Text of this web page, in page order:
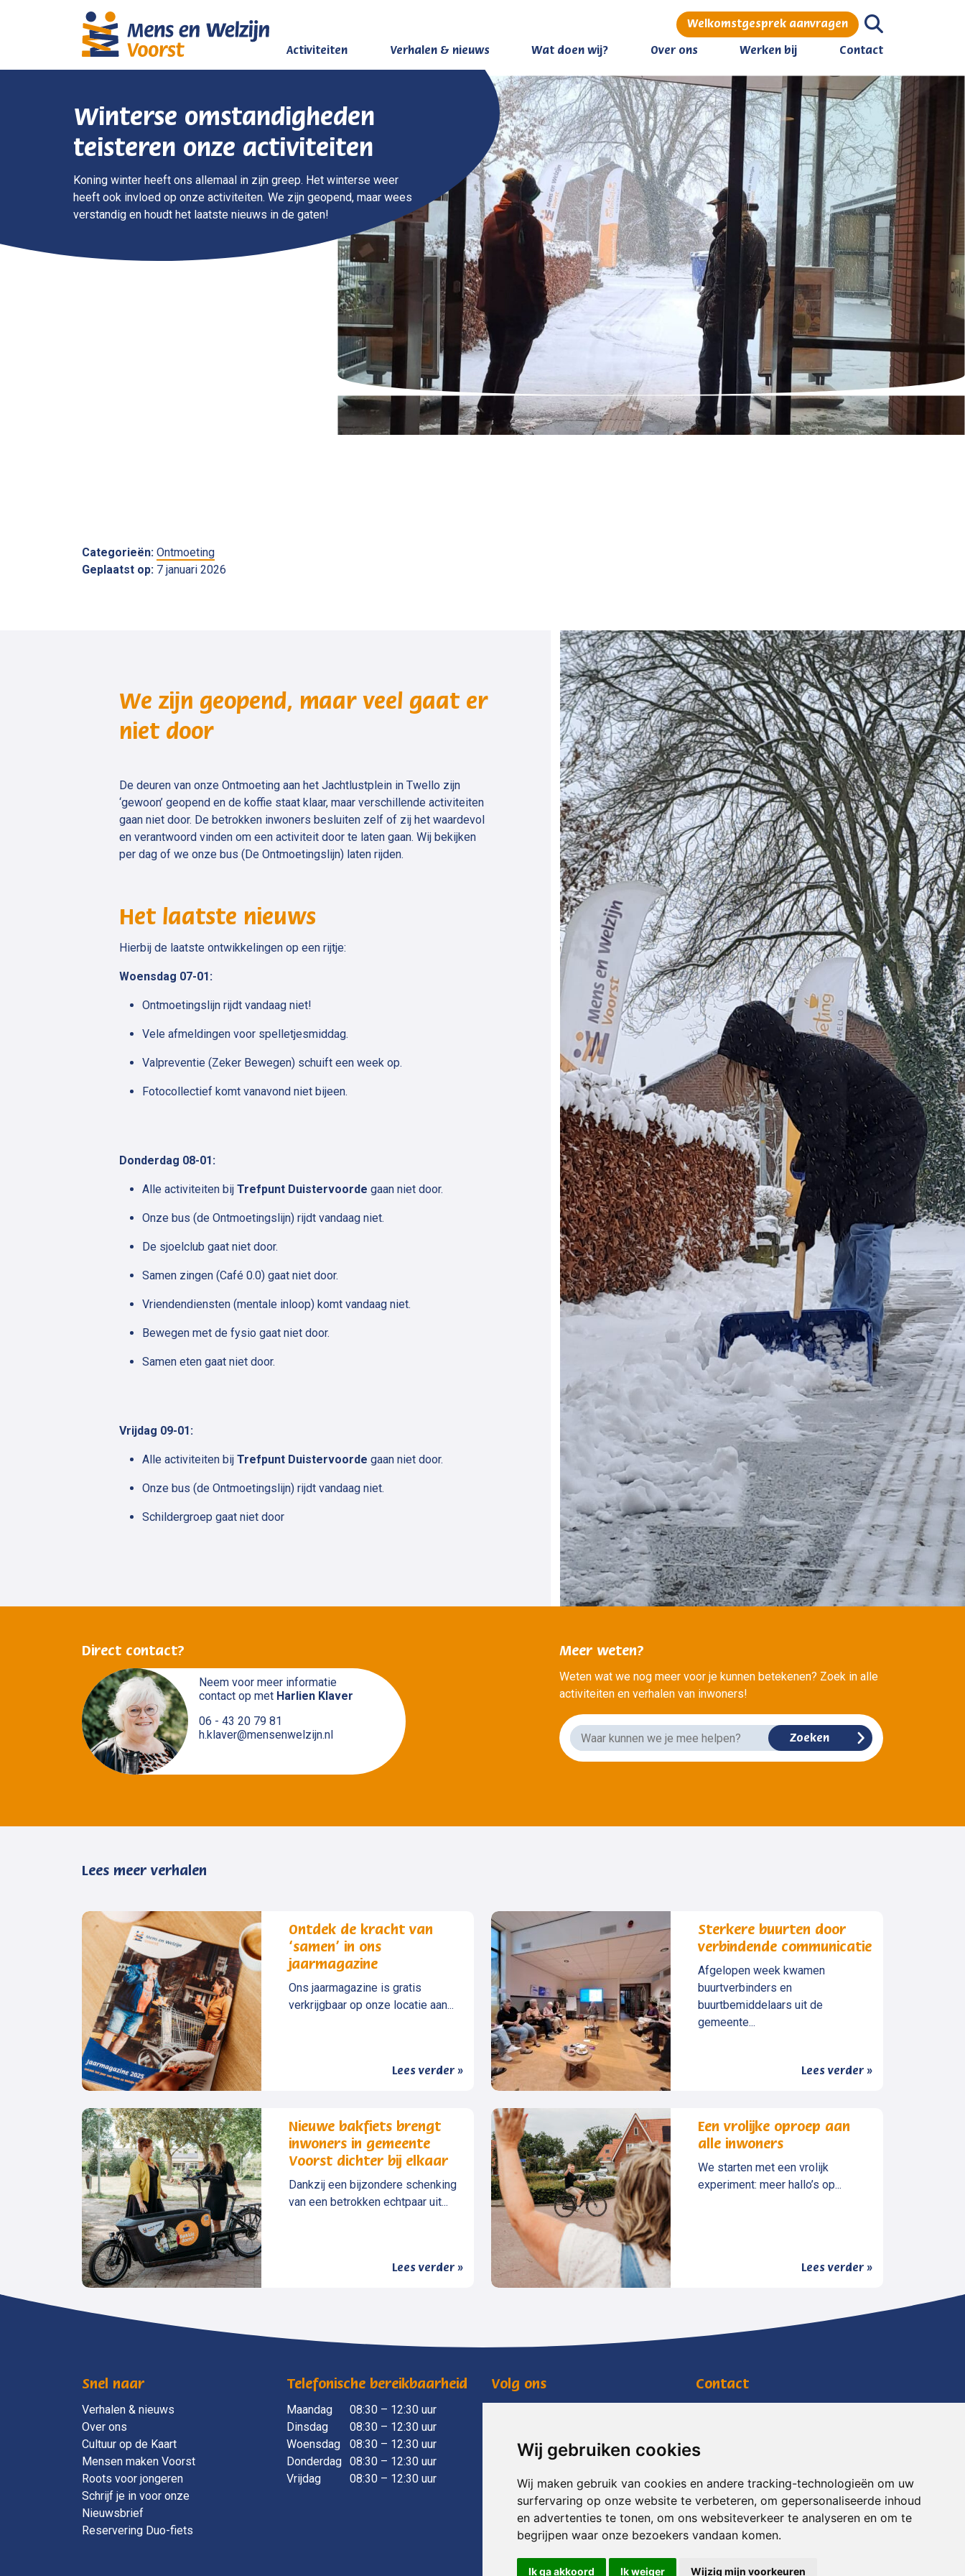
Wij gebruiken cookies
Wij maken gebruik van cookies en andere tracking-technologieën om uw
surfervaring op onze website te verbeteren, om gepersonaliseerde inhoud
en advertenties te tonen, om ons websiteverkeer te analyseren en om te
begrijpen waar onze bezoekers vandaan komen.
Ik ga akkoord Ik weiger Wijzig mijn voorkeuren
Welkomstgesprek aanvragen
Activiteiten Verhalen & nieuws Wat doen wij? Over ons Werken bij Contact
Winterse omstandigheden
teisteren onze activiteiten
Koning winter heeft ons allemaal in zijn greep. Het winterse weer
heeft ook invloed op onze activiteiten. We zijn geopend, maar wees
verstandig en houdt het laatste nieuws in de gaten!
Categorieën: Ontmoeting
Geplaatst op: 7 januari 2026
We zijn geopend, maar veel gaat er
niet door
De deuren van onze Ontmoeting aan het Jachtlustplein in Twello zijn
‘gewoon’ geopend en de koffie staat klaar, maar verschillende activiteiten
gaan niet door. De betrokken inwoners besluiten zelf of zij het waardevol
en verantwoord vinden om een activiteit door te laten gaan. Wij bekijken
per dag of we onze bus (De Ontmoetingslijn) laten rijden.
Het laatste nieuws
Hierbij de laatste ontwikkelingen op een rijtje:
Woensdag 07-01:
Ontmoetingslijn rijdt vandaag niet!
Vele afmeldingen voor spelletjesmiddag.
Valpreventie (Zeker Bewegen) schuift een week op.
Fotocollectief komt vanavond niet bijeen.
Donderdag 08-01:
Alle activiteiten bij Trefpunt Duistervoorde gaan niet door.
Onze bus (de Ontmoetingslijn) rijdt vandaag niet.
De sjoelclub gaat niet door.
Samen zingen (Café 0.0) gaat niet door.
Vriendendiensten (mentale inloop) komt vandaag niet.
Bewegen met de fysio gaat niet door.
Samen eten gaat niet door.
Vrijdag 09-01:
Alle activiteiten bij Trefpunt Duistervoorde gaan niet door.
Onze bus (de Ontmoetingslijn) rijdt vandaag niet.
Schildergroep gaat niet door
Direct contact?
Neem voor meer informatie
contact op met Harlien Klaver
06 - 43 20 79 81
h.klaver@mensenwelzijn.nl
Meer weten?
Weten wat we nog meer voor je kunnen betekenen? Zoek in alle
activiteiten en verhalen van inwoners!
Lees meer verhalen
Ontdek de kracht van
‘samen’ in ons
jaarmagazine
Ons jaarmagazine is gratis
verkrijgbaar op onze locatie aan...
Lees verder »
Sterkere buurten door
verbindende communicatie
Afgelopen week kwamen
buurtverbinders en
buurtbemiddelaars uit de
gemeente...
Lees verder »
Nieuwe bakfiets brengt
inwoners in gemeente
Voorst dichter bij elkaar
Dankzij een bijzondere schenking
van een betrokken echtpaar uit...
Lees verder »
Een vrolijke oproep aan
alle inwoners
We starten met een vrolijk
experiment: meer hallo’s op...
Lees verder »
Snel naar
Verhalen & nieuws
Over ons
Cultuur op de Kaart
Mensen maken Voorst
Roots voor jongeren
Schrijf je in voor onze
Nieuwsbrief
Reservering Duo-fiets
Telefonische bereikbaarheid
Maandag
​ 08:30 – 12:30 uur
Dinsdag
08:30 – 12:30 uur
Woensdag
08:30 – 12:30 uur
Donderdag 08:30 – 12:30 uur
Vrijdag
08:30 – 12:30 uur
Volg ons Contact
RSIN 818703088
KVK 08169738